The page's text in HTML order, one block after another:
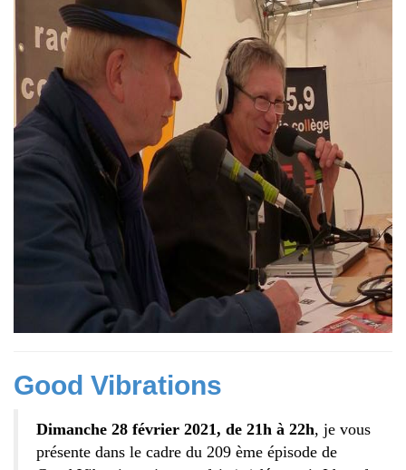
Good Vibrations
Dimanche 28 février 2021, de 21h à 22h, je vous
présente dans le cadre du 209 ème épisode de